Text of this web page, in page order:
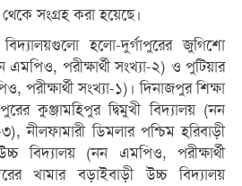
সংগ্রহ করা হয়েছে।
বিদ্যালয়গুলো হলো-দুর্গাপুরের জুগিশো
এমপিও, পরীক্ষার্থী সংখ্যা-২) ও পুটিয়ার
পরীক্ষার্থী সংখ্যা-১)। দিনাজপুর শিক্ষা
কুঞ্জামহিপুর দ্বিমুখী বিদ্যালয় (নন
নীলফামারী ডিমলার পশ্চিম হরিবাড়ী
বিদ্যালয় (নন এমপিও, পরীক্ষার্থী
খামার বড়াইবাড়ী উচ্চ বিদ্যালয়